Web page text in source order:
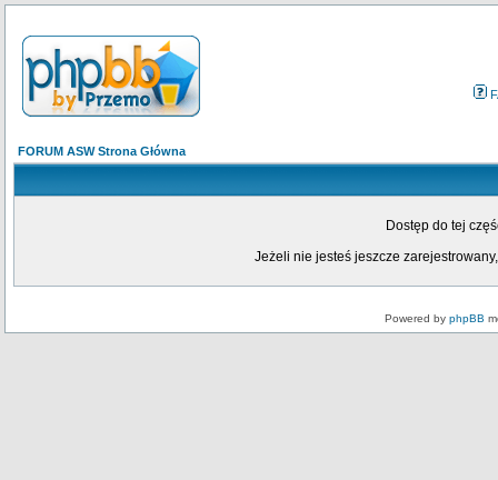
FORUM ASW Strona Główna
Dostęp do tej
Jeżeli nie jesteś jeszcze
Powered by phpBB